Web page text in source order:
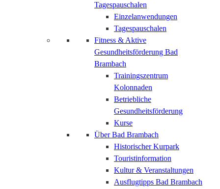
Tagespauschalen
Einzelanwendungen
Tagespauschalen
Fitness & Aktive
Gesundheitsförderung Bad
Brambach
Trainingszentrum
Kolonnaden
Betriebliche
Gesundheitsförderung
Kurse
Über Bad Brambach
Historischer Kurpark
Touristinformation
Kultur & Veranstaltungen
Ausflugtipps Bad Brambach